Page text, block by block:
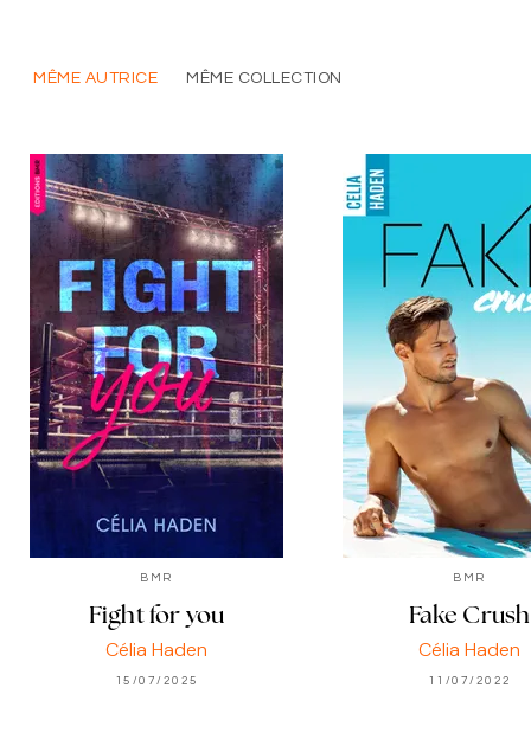
MÊME AUTRICE MÊME COLLECTION
BMR
Fight for you
Célia Haden
15/07/2025
BMR
Fake Crush
Célia Haden
11/07/2022